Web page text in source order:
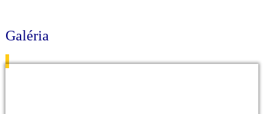
Galéria